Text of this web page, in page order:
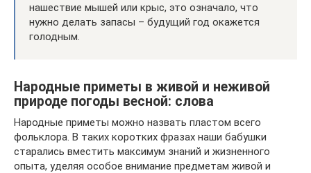
нашествие мышей или крыс, это означало, что
нужно делать запасы – будущий год окажется
голодным.
Народные приметы в живой и неживой
природе погоды весной: слова
Народные приметы можно назвать пластом всего
фольклора. В таких коротких фразах наши бабушки
старались вместить максимум знаний и жизненного
опыта, уделяя особое внимание предметам живой и